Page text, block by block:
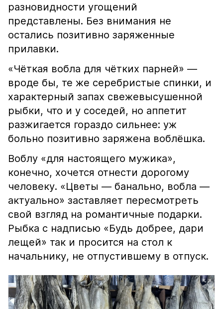
разновидности угощений
представлены. Без внимания не
остались позитивно заряженные
прилавки.
«Чёткая вобла для чётких парней» —
вроде бы, те же серебристые спинки, и
характерный запах свежевысушенной
рыбки, что и у соседей, но аппетит
разжигается гораздо сильнее: уж
больно позитивно заряжена воблёшка.
Воблу «для настоящего мужика»,
конечно, хочется отнести дорогому
человеку. «Цветы — банально, вобла —
актуально» заставляет пересмотреть
свой взгляд на романтичные подарки.
Рыбка с надписью «Будь добрее, дари
лещей» так и просится на стол к
начальнику, не отпустившему в отпуск.